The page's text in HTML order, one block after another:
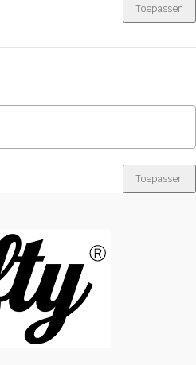
Toepassen
Toepassen